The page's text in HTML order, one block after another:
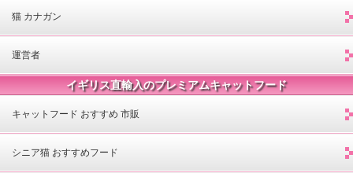
猫 カナガン
運営者
イギリス直輸入のプレミアムキャットフード
キャットフード おすすめ 市販
シニア猫 おすすめフード